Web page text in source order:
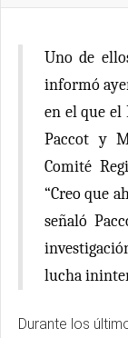
Uno de
informó
en el que el
Paccot y
Comité
“Creo que
señaló
lucha
Durante los